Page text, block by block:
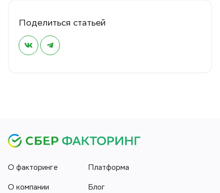
Поделиться статьей
О факторинге
О компании
Платформа
Блог